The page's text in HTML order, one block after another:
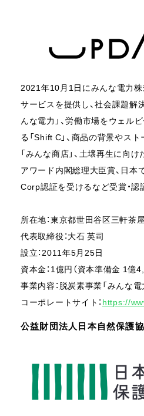
2021年10月1日にみんな電力
サービスを提供し、社会課題解
んな電力」、労働市場をウェル
る「Shift C」、商品の背景やス
「みんな商店」、土壌再生に向
アワード内閣総理大臣賞、日
Corp認証を受けるなど受賞・認
所在地：東京都世田谷区三軒
代表取締役：大石 英司
設立：2011年5月25日
資本金：1億円（資本準備金 1
事業内容：脱炭素事業「みんな
コーポレートサイト： https://
公益財団法人日本自然保護